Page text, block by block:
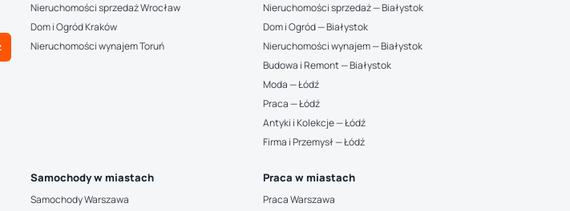
Nieruchomości sprzedaż Wrocław
Dom i Ogród Kraków
Nieruchomości wynajem Toruń
Nieruchomości sprzedaż — Białystok
Dom i Ogród — Białystok
Nieruchomości wynajem — Białystok
Budowa i Remont — Białystok
Moda — Łódź
Praca — Łódź
Antyki i Kolekcje — Łódź
Firma i Przemysł — Łódź
Samochody w miastach
Samochody Warszawa
Praca w miastach
Praca Warszawa